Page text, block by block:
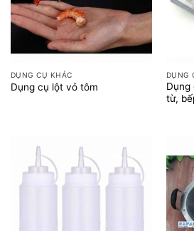
DỤNG CỤ KHÁC
Dụng cụ lột vỏ tôm
DỤNG
Dụng
từ,